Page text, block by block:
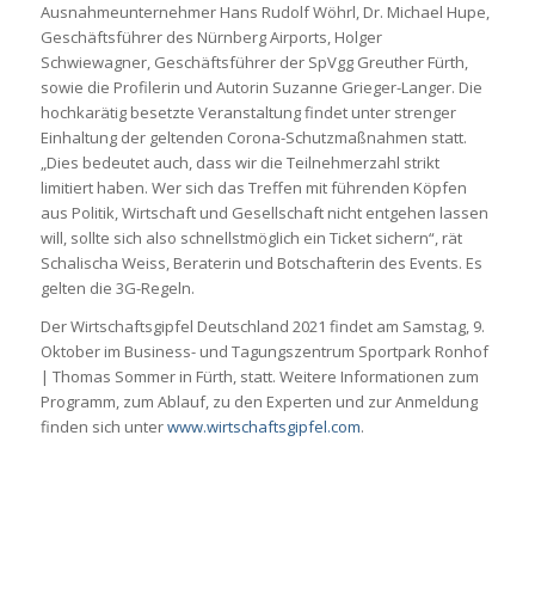
Ausnahmeunternehmer Hans Rudolf Wöhrl, Dr. Michael Hupe,
Geschäftsführer des Nürnberg Airports, Holger
Schwiewagner, Geschäftsführer der SpVgg Greuther Fürth,
sowie die Profilerin und Autorin Suzanne Grieger-Langer. Die
hochkarätig besetzte Veranstaltung findet unter strenger
Einhaltung der geltenden Corona-Schutzmaßnahmen statt.
„Dies bedeutet auch, dass wir die Teilnehmerzahl strikt
limitiert haben. Wer sich das Treffen mit führenden Köpfen
aus Politik, Wirtschaft und Gesellschaft nicht entgehen lassen
will, sollte sich also schnellstmöglich ein Ticket sichern“, rät
Schalischa Weiss, Beraterin und Botschafterin des Events. Es
gelten die 3G-Regeln.
Der Wirtschaftsgipfel Deutschland 2021 findet am Samstag, 9.
Oktober im Business- und Tagungszentrum Sportpark Ronhof
| Thomas Sommer in Fürth, statt. Weitere Informationen zum
Programm, zum Ablauf, zu den Experten und zur Anmeldung
finden sich unterwww.wirtschaftsgipfel.com.